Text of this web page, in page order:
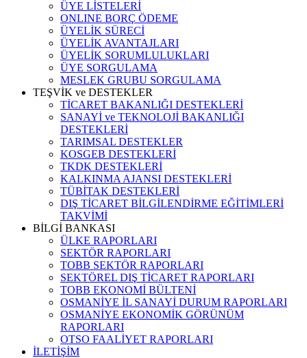
ÜYE LİSTELERİ
ONLINE BORÇ ÖDEME
ÜYELİK SÜRECİ
ÜYELİK AVANTAJLARI
ÜYELİK SORUMLULUKLARI
ÜYE SORGULAMA
MESLEK GRUBU SORGULAMA
TEŞVİK ve DESTEKLER
TİCARET BAKANLIĞI DESTEKLERİ
SANAYİ ve TEKNOLOJİ BAKANLIĞI
DESTEKLERİ
TARIMSAL DESTEKLER
KOSGEB DESTEKLERİ
TKDK DESTEKLERİ
KALKINMA AJANSI DESTEKLERİ
TÜBİTAK DESTEKLERİ
DIŞ TİCARET BİLGİLENDİRME EĞİTİMLERİ
TAKVİMİ
BİLGİ BANKASI
ÜLKE RAPORLARI
SEKTÖR RAPORLARI
TOBB SEKTÖR RAPORLARI
SEKTÖREL DIŞ TİCARET RAPORLARI
TOBB EKONOMİ BÜLTENİ
OSMANİYE İL SANAYİ DURUM RAPORLARI
OSMANİYE EKONOMİK GÖRÜNÜM
RAPORLARI
OTSO FAALİYET RAPORLARI
İLETİŞİM